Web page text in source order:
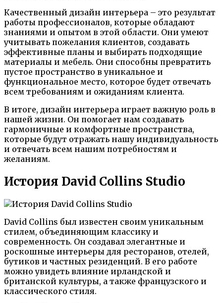
Качественный дизайн интерьера – это результат
работы профессионалов, которые обладают
знаниями и опытом в этой области. Они умеют
учитывать пожелания клиентов, создавать
эффективные планы и выбирать подходящие
материалы и мебель. Они способны превратить
пустое пространство в уникальное и
функциональное место, которое будет отвечать
всем требованиям и ожиданиям клиента.
В итоге, дизайн интерьера играет важную роль в
нашей жизни. Он помогает нам создавать
гармоничные и комфортные пространства,
которые будут отражать нашу индивидуальность
и отвечать всем нашим потребностям и
желаниям.
История David Collins Studio
David Collins был известен своим уникальным
стилем, объединяющим классику и
современность. Он создавал элегантные и
роскошные интерьеры для ресторанов, отелей,
бутиков и частных резиденций. В его работе
можно увидеть влияние ирландской и
британской культуры, а также французского и
классического стиля.